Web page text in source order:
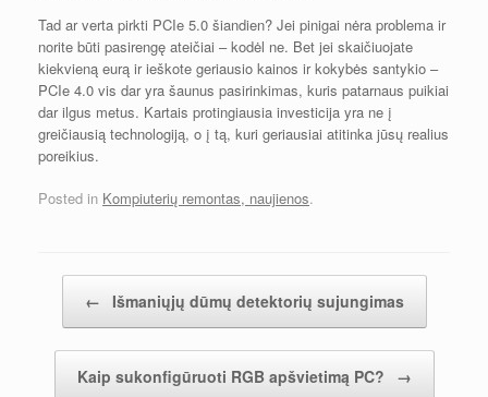
Tad ar verta pirkti PCIe 5.0 šiandien? Jei pinigai nėra problema ir
norite būti pasirengę ateičiai – kodėl ne. Bet jei skaičiuojate
kiekvieną eurą ir ieškote geriausio kainos ir kokybės santykio –
PCIe 4.0 vis dar yra šaunus pasirinkimas, kuris patarnaus puikiai
dar ilgus metus. Kartais protingiausia investicija yra ne į
greičiausią technologiją, o į tą, kuri geriausiai atitinka jūsų realius
poreikius.
Posted in Kompiuterių remontas, naujienos.
← Išmaniųjų dūmų detektorių sujungimas
Kaip sukonfigūruoti RGB apšvietimą PC? →